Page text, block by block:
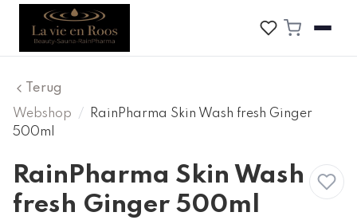
Terug
Webshop
/
RainPharma Skin Wash fresh Ginger
500ml
Korting
RainPharma Skin Wash
fresh Ginger 500ml